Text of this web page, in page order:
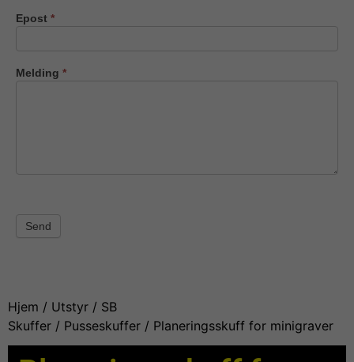
Epost *
Melding *
Send
Hjem / Utstyr / SB
Skuffer / Pusseskuffer / Planeringsskuff for minigraver